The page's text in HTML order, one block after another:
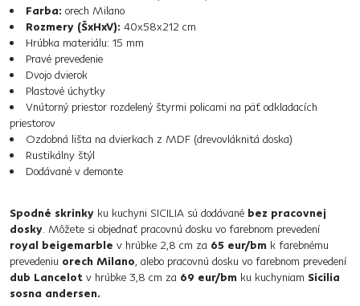
Farba: orech Milano
Rozmery (ŠxHxV): 40x58x212 cm
Hrúbka materiálu: 15 mm
Pravé prevedenie
Dvojo dvierok
Plastové úchytky
Vnútorný priestor rozdelený štyrmi policami na päť odkladacích
priestorov
Ozdobná lišta na dvierkach z MDF (drevovláknitá doska)
Rustikálny štýl
Dodávané v demonte
Spodné skrinky ku kuchyni SICILIA sú dodávané bez pracovnej
dosky. Môžete si objednať pracovnú dosku vo farebnom prevedení
royal beigemarble v hrúbke 2,8 cm za 65 eur/bm k farebnému
prevedeniu orech Milano, alebo pracovnú dosku vo farebnom prevedení
dub Lancelot v hrúbke 3,8 cm za 69 eur/bm ku kuchyniam Sicilia
sosna andersen.